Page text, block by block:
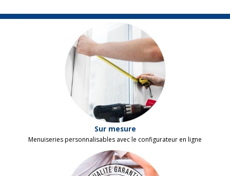
Sur mesure
Menuiseries personnalisables avec le configurateur en ligne